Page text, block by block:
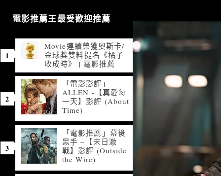
電影推薦王最受歡迎推薦
Movie連續榮獲奧斯卡/
金球獎雙料提名《橘子
收成時》 | 電影推薦
「電影影評」
ALLEN -【真愛每
一天】影評 (About
Time)
「電影推薦」幕後
黑手 –【末日激
戰】影評 (Outside
the Wire)